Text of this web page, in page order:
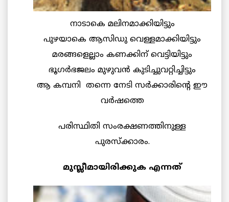
നാടാകെ മലിനമാക്കിയിട്ടും
പുഴയാകെ ആസിഡു വെള്ളമാക്കിയിട്ടും
മരങ്ങളെല്ലാം കണക്കിന് വെട്ടിയിട്ടും
ഭൂഗര്‍ഭജലം മുഴുവന്‍ കുടിച്ചുവറ്റിച്ചിട്ടും
ആ കമ്പനി തന്നെ നേടി സര്‍ക്കാരിന്റെ ഈ
വര്‍ഷത്തെ
പരിസ്ഥിതി സംരക്ഷണത്തിനുള്ള
പുരസ്ക്കാരം.
മുസ്ലീമായിരിക്കുക എന്നത്